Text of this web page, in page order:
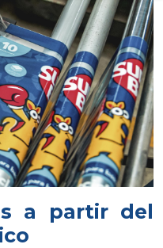
a partir del